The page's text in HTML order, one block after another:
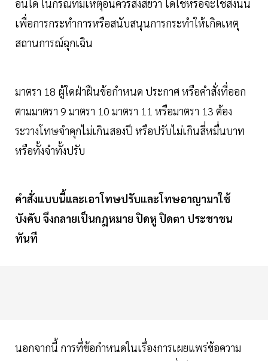
อื่นใด ในกรณีที่มีเหตุอันควรสงสัยว่า ได้ใช้หรือจะใช้สิ่งนั้น
เพื่อการกระทำการหรือสนับสนุนการกระทำให้เกิดเหตุ
สถานการณ์ฉุกเฉิน
มาตรา 18 ผู้ใดฝ่าฝืนข้อกำหนด ประกาศ หรือคำสั่งที่ออก
ตามมาตรา 9 มาตรา 10 มาตรา 11 หรือมาตรา 13 ต้อง
ระวางโทษจำคุกไม่เกินสองปี หรือปรับไม่เกินสี่หมื่นบาท
หรือทั้งจำทั้งปรับ
คำสั่งแบบนี้และเอาโทษปรับและโทษอาญามาใช้
บังคับ จึงกลายเป็นกฎหมาย ปิดหู ปิดตา ประชาชน
ทันที
นอกจากนี้ การที่ข้อกำหนดในเรื่องการเผยแพร่ข้อความ